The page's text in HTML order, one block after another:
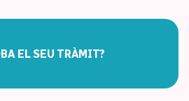
EL SEU TRÀMIT?